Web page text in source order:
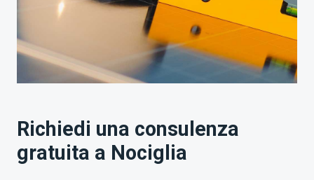
Richiedi una consulenza
gratuita a Nociglia